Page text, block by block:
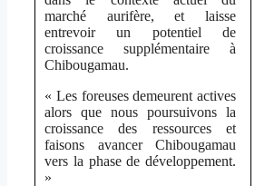
marché aurifère, et laisse
entrevoir un potentiel de
croissance supplémentaire à
Chibougamau.
« Les foreuses demeurent actives
alors que nous poursuivons la
croissance des ressources et
faisons avancer Chibougamau
vers la phase de développement.
»